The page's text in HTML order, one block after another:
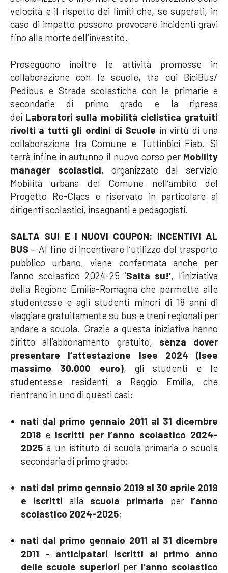
velocità e il rispetto dei limiti che, se superati, in
caso di impatto possono provocare incidenti gravi
fino alla morte dell’investito.
Proseguono inoltre le attività promosse in
collaborazione con le scuole, tra cui BiciBus/
Pedibus e Strade scolastiche con le primarie e
secondarie di primo grado e la ripresa
dei Laboratori sulla mobilità ciclistica gratuiti
rivolti a tutti gli ordini di Scuole in virtù di una
collaborazione fra Comune e Tuttinbici Fiab. Si
terrà infine in autunno il nuovo corso per Mobility
manager scolastici, organizzato dal servizio
Mobilità urbana del Comune nell’ambito del
Progetto Re-Clacs e riservato in particolare ai
dirigenti scolastici, insegnanti e pedagogisti.
SALTA SU! E I NUOVI COUPON: INCENTIVI AL
BUS – Al fine di incentivare l’utilizzo del trasporto
pubblico urbano, viene confermata anche per
l’anno scolastico 2024-25 ‘Salta su!’, l’iniziativa
della Regione Emilia-Romagna che permette alle
studentesse e agli studenti minori di 18 anni di
viaggiare gratuitamente su bus e treni regionali per
andare a scuola. Grazie a questa iniziativa hanno
diritto all’abbonamento gratuito, senza dover
presentare l’attestazione Isee 2024 (Isee
massimo 30.000 euro), gli studenti e le
studentesse residenti a Reggio Emilia, che
rientrano in uno di questi casi:
nati dal primo gennaio 2011 al 31 dicembre
2018 e iscritti per l’anno scolastico 2024-
2025a un istituto di scuola primaria o scuola
secondaria di primo grado;
nati dal primo gennaio 2019 al 30 aprile 2019
e iscritti alla scuola primaria per l’anno
scolastico 2024-2025;
nati dal primo gennaio 2011 al 31 dicembre
2011 – anticipatari iscritti al primo anno
delle scuole superiori per l’anno scolastico